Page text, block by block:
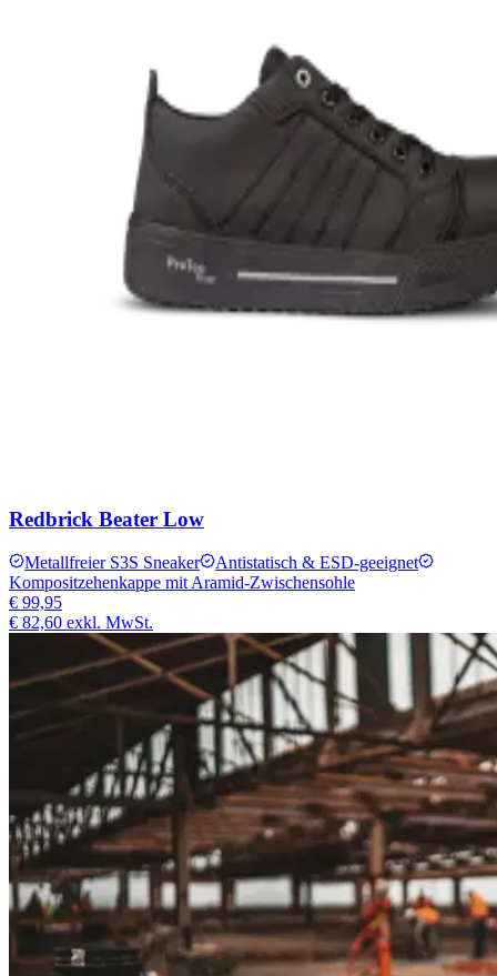
Redbrick Beater Low
Metallfreier S3S Sneaker
Antistatisch & ESD‑geeignet
Kompositzehenkappe mit Aramid-Zwischensohle
€ 99,95
€ 82,60 exkl. MwSt.